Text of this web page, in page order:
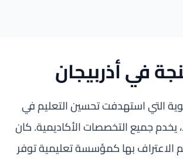
في أذربيجان
التي استهدفت تحسين التعليم في
يخدم جميع التخصصات الأكاديمية. كان
حيث تم الاعتراف بها كمؤسسة تعليمية توفر